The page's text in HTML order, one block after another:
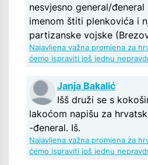
nesvjesno general/
imenom štiti plenkovića i
partizanske vojske
Najavljena važna promjena za
ćemo ispraviti još jednu
Janja Bakalić
Išš druži se s
lakoćom napišu za
-đeneral. Iš.
Najavljena važna promjena za
ćemo ispraviti još jednu